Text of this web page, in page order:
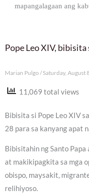
mapangalagaan ang
Pope Leo XIV, bibisita
Marian Pulgo Saturday, August
11,069 total views
Bibisita si Pope Leo XIV
28 para sa kanyang apat
Bibisitahin ng Santo
at makikipagkita sa mga
obispo, maysakit,
relihiyoso.